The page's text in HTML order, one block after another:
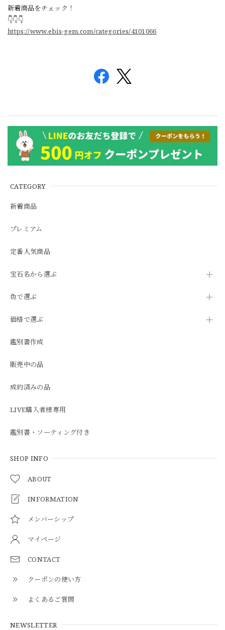
CATEGORY
新着商品
プレミアム
定番人気商品
宝石名から選ぶ
色で選ぶ
価格で選ぶ
鑑別書作成
販売中の品
成約済みの品
LIVE購入者様専用
鑑別書・ソーティング付き
SHOP INFO
ABOUT
INFORMATION
メンバーシップ
マイページ
CONTACT
クーポンの使い方
よくあるご質問
NEWSLETTER
新着商品をチェック！
👇👇👇
https://www.ebis-gem.com/categories/4101066